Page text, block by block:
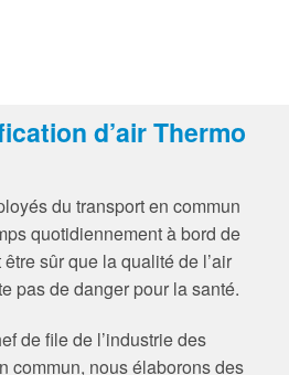
d’air Thermo
du transport en commun
quotidiennement à bord de
sûr que la qualité de l’air
pas de danger pour la santé.
de file de l’industrie des
commun, nous élaborons des